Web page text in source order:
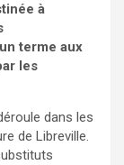
à
terme aux
les
dans les
de Libreville.